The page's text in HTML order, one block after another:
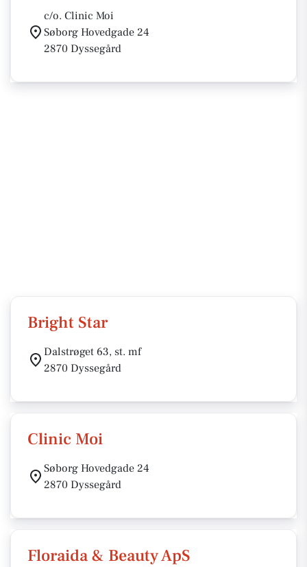
c/o. Clinic Moi
Søborg Hovedgade 24
2870 Dyssegård
Bright Star
Dalstrøget 63, st. mf
2870 Dyssegård
Clinic Moi
Søborg Hovedgade 24
2870 Dyssegård
Floraida & Beauty ApS